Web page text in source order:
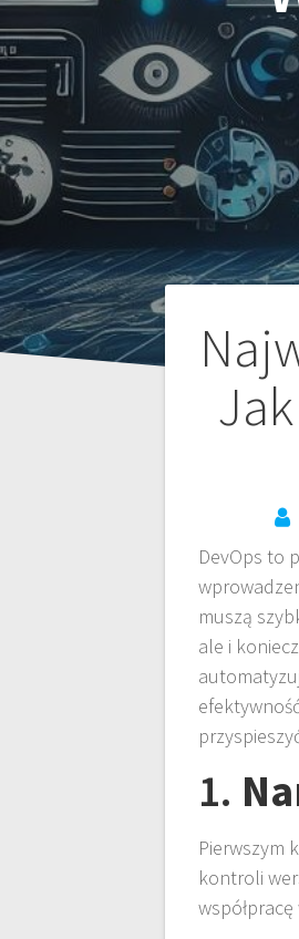
DevOps to
muszą
ale i
1.
Pierwszym
kontroli
wpisu